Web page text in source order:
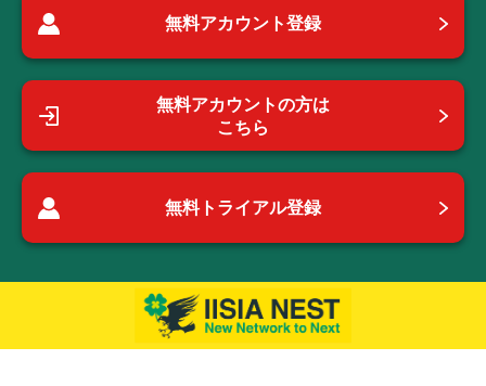
無料アカウント登録
無料アカウントの方は
こちら
無料トライアル登録